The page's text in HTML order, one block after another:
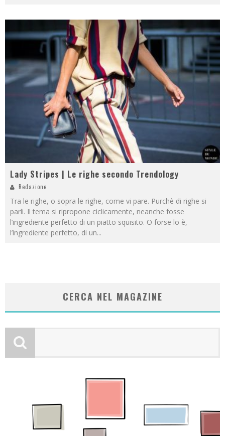
Lady Stripes | Le righe secondo Trendology
Redazione
Tra le righe, o sopra le righe, come vi pare. Purchè di righe si
parli. Il tema si ripropone ciclicamente, neanche fosse
l’ingrediente perfetto di un piatto squisito. O forse lo è,
l’ingrediente perfetto, di un...
CERCA NEL MAGAZINE